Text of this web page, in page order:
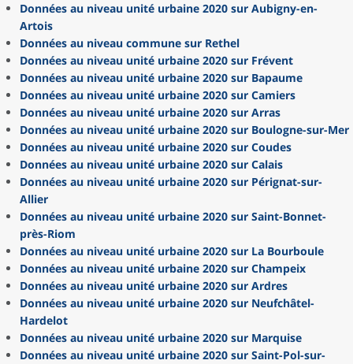
Données au niveau unité urbaine 2020 sur Aubigny-en-
Artois
Données au niveau commune sur Rethel
Données au niveau unité urbaine 2020 sur Frévent
Données au niveau unité urbaine 2020 sur Bapaume
Données au niveau unité urbaine 2020 sur Camiers
Données au niveau unité urbaine 2020 sur Arras
Données au niveau unité urbaine 2020 sur Boulogne-sur-Mer
Données au niveau unité urbaine 2020 sur Coudes
Données au niveau unité urbaine 2020 sur Calais
Données au niveau unité urbaine 2020 sur Pérignat-sur-
Allier
Données au niveau unité urbaine 2020 sur Saint-Bonnet-
près-Riom
Données au niveau unité urbaine 2020 sur La Bourboule
Données au niveau unité urbaine 2020 sur Champeix
Données au niveau unité urbaine 2020 sur Ardres
Données au niveau unité urbaine 2020 sur Neufchâtel-
Hardelot
Données au niveau unité urbaine 2020 sur Marquise
Données au niveau unité urbaine 2020 sur Saint-Pol-sur-